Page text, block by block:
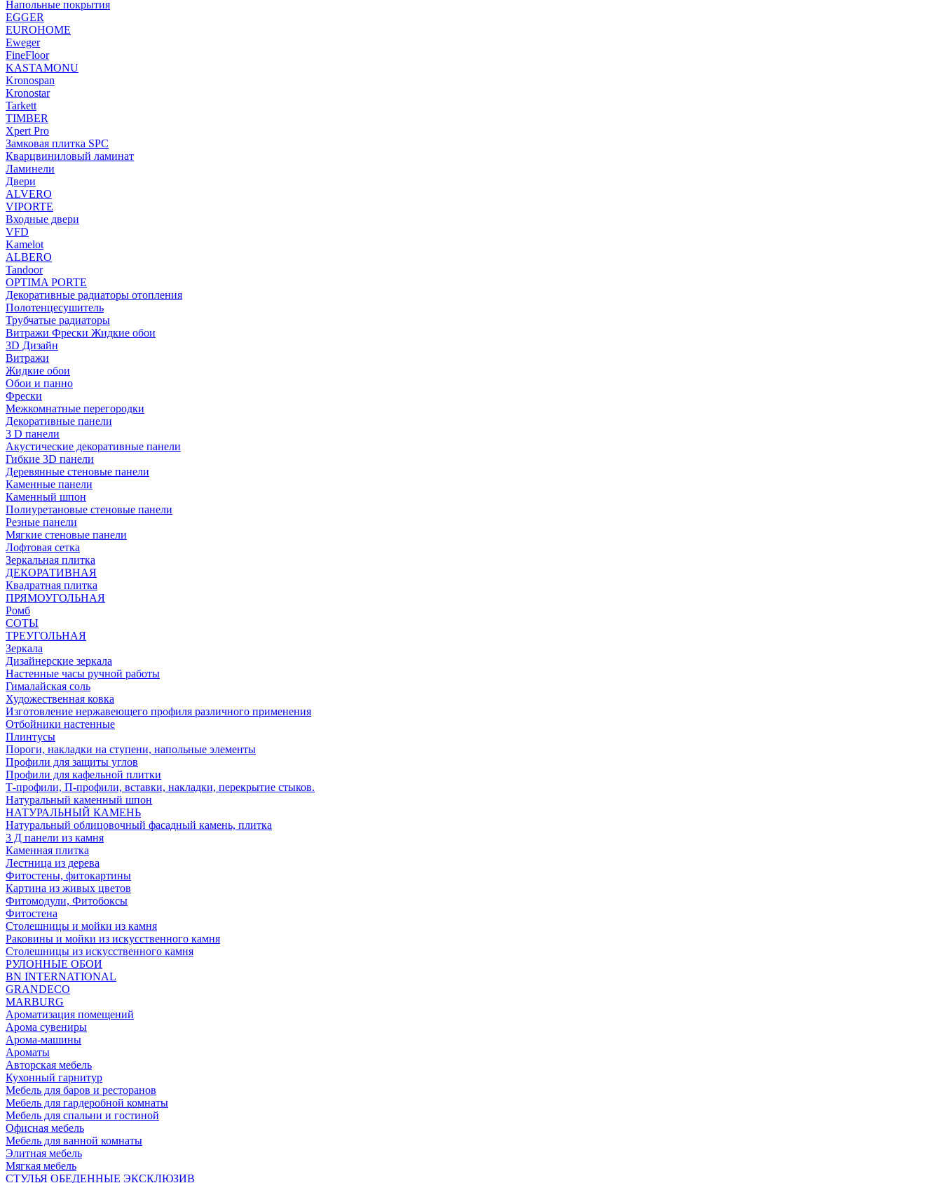
Напольные покрытия
EGGER
EUROHOME
Eweger
FineFloor
KASTAMONU
Kronospan
Kronostar
Tarkett
TIMBER
Xpert Pro
Замковая плитка SPC
Кварцвиниловый ламинат
Ламинели
Двери
ALVERO
VIPORTE
Входные двери
VFD
Kamelot
ALBERO
Tandoor
OPTIMA PORTE
Декоративные радиаторы отопления
Полотенцесушитель
Трубчатые радиаторы
Витражи Фрески Жидкие обои
3D Дизайн
Витражи
Жидкие обои
Обои и панно
Фрески
Межкомнатные перегородки
Декоративные панели
3 D панели
Акустические декоративные панели
Гибкие 3D панели
Деревянные стеновые панели
Каменные панели
Каменный шпон
Полиуретановые стеновые панели
Резные панели
Мягкие стеновые панели
Лофтовая сетка
Зеркальная плитка
ДЕКОРАТИВНАЯ
Квадратная плитка
ПРЯМОУГОЛЬНАЯ
Ромб
СОТЫ
ТРЕУГОЛЬНАЯ
Зеркала
Дизайнерские зеркала
Настенные часы ручной работы
Гималайская соль
Художественная ковка
Изготовление нержавеющего профиля различного применения
Отбойники настенные
Плинтусы
Пороги, накладки на ступени, напольные элементы
Профили для защиты углов
Профили для кафельной плитки
Т-профили, П-профили, вставки, накладки, перекрытие стыков.
Натуральный каменный шпон
НАТУРАЛЬНЫЙ КАМЕНЬ
Натуральный облицовочный фасадный камень, плитка
3 Д панели из камня
Каменная плитка
Лестница из дерева
Фитостены, фитокартины
Картина из живых цветов
Фитомодули, Фитобоксы
Фитостена
Столешницы и мойки из камня
Раковины и мойки из искусственного камня
Столешницы из искусственного камня
РУЛОННЫЕ ОБОИ
BN INTERNATIONAL
GRANDECO
MARBURG
Ароматизация помещений
Арома сувениры
Арома-машины
Ароматы
Авторская мебель
Кухонный гарнитур
Мебель для баров и ресторанов
Мебель для гардеробной комнаты
Мебель для спальни и гостиной
Офисная мебель
Мебель для ванной комнаты
Элитная мебель
Мягкая мебель
СТУЛЬЯ ОБЕДЕННЫЕ ЭКСКЛЮЗИВ